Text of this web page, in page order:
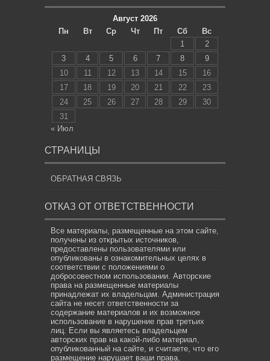
Август 2026
Пн
Вт Ср Чт Пт Сб
Вс
1
2
3
4 5 6 7 8
9
10
11 12 13 14 15
16
17
18 19 20 21 22
23
24
25 26 27 28 29
30
31
« Июл
СТРАНИЦЫ
ОБРАТНАЯ СВЯЗЬ
ОТКАЗ ОТ ОТВЕТСТВЕННОСТИ
Все материалы, размещенные на этом сайте,
получены из открытых источников,
предоставлены пользователями или
опубликованы в ознакомительных целях в
соответствии с положениями о
добросовестном использовании. Авторские
права на размещенные материалы
принадлежат их владельцам. Администрация
сайта не несет ответственности за
содержание материалов и их возможное
использование в нарушение прав третьих
лиц. Если вы являетесь владельцем
авторских прав на какой-либо материал,
опубликованный на сайте, и считаете, что его
размещение нарушает ваши права,